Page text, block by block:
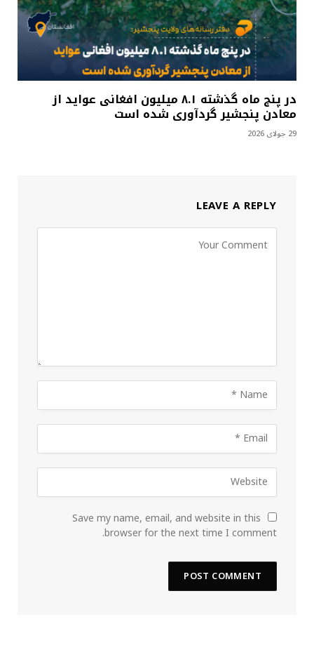
در پنج ماه گذشته ۸.۱ میلیون افغانی عواید از
معادن پنجشیر گردآوری شده است
29 جولای 2026
LEAVE A REPLY
Save my name, email, and website in this
browser for the next time I comment.